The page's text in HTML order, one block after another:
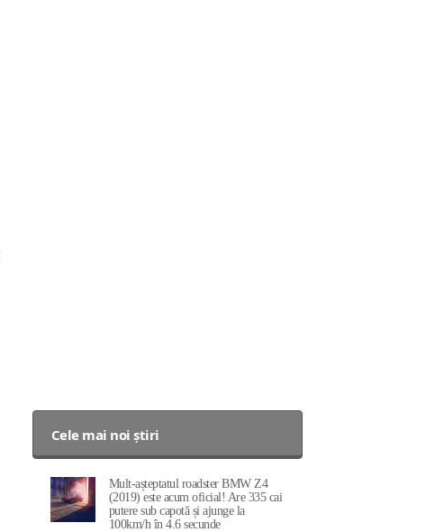
Cele mai noi știri
Mult-așteptatul roadster BMW Z4
(2019) este acum oficial! Are 335 cai
putere sub capotă și ajunge la
100km/h în 4.6 secunde